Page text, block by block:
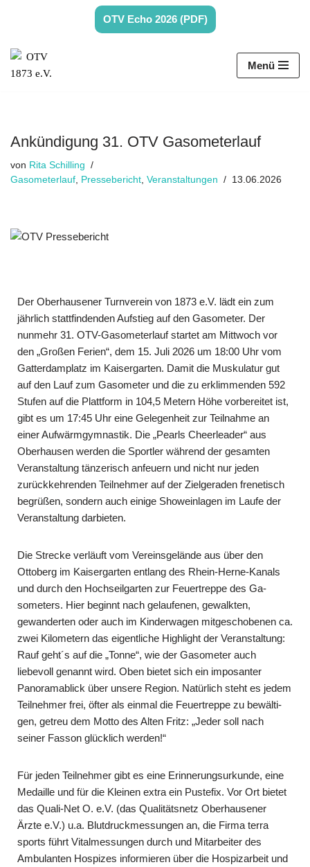
Inhalt
springen
OTV Echo 2026 (PDF)
Menü
Ankündigung 31. OTV Gasometerlauf
von Rita Schilling
Gasometerlauf, Pressebericht, Veranstaltungen 13.06.2026
Der Oberhausener Turnverein von 1873 e.V. lädt ein zum
jährlich stattfindenden Auf­stieg auf den Gasometer. Der
nunmehr 31. OTV-Gasometerlauf startet am Mittwoch vor
den „Großen Ferien“, dem 15. Juli 2026 um 18:00 Uhr vom
Gatterdamplatz im Kaisergarten. Damit die Muskulatur gut
auf den Lauf zum Gasometer und die zu er­klimmenden 592
Stufen auf die Plattform in 104,5 Metern Höhe vorbereitet ist,
gibt es um 17:45 Uhr eine Gelegenheit zur Teilnahme an
einer Aufwärmgymnastik. Die „Pearls Cheerleader“ aus
Oberhausen werden die Sportler während der gesamten
Veranstaltung tänzerisch anfeuern und nicht nur jeden
zurückkehrenden Teilnehmer auf der Zielgeraden frenetisch
begrüßen, sondern auch einige Showeinlagen im Laufe der
Veranstaltung darbieten.
Die Strecke verläuft vom Vereinsgelände aus über den
Ottoberg im Kaisergarten ent­lang des Rhein-Herne-Kanals
und durch den Hochseilgarten zur Feuertreppe des Ga­
someters. Hier beginnt nach gelaufenen, gewalkten,
gewanderten oder auch im Kinderwagen mitgeschobenen ca.
zwei Kilometern das eigentliche Highlight der Veranstaltung:
Rauf geht´s auf die „Tonne“, wie der Gasometer auch
liebevoll ge­nannt wird. Oben bietet sich ein imposanter
Panoramablick über unsere Region. Na­türlich steht es jedem
Teilnehmer frei, öfter als einmal die Feuertreppe zu bewälti­
gen, getreu dem Motto des Alten Fritz: „Jeder soll nach
seiner Fasson glücklich werden!“
Für jeden Teilnehmer gibt es eine Erinnerungsur­kunde, eine
Medaille und für die Klei­nen extra ein Pustefix. Vor Ort bietet
das Quali-Net O. e.V. (das Qualitätsnetz Oberhausener
Ärzte e.V.) u.a. Blutdruckmessungen an, die Firma terra
sports führt Vitalmessungen durch und Mitarbeiter des
Ambu­lanten Hospizes informieren über die Hospizarbeit und